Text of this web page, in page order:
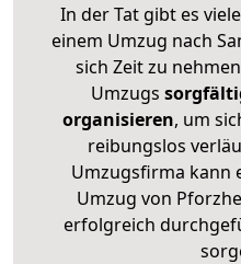
In der Tat gibt es
einem Umzug nach
sich Zeit zu
Umzugs
organisieren, um
reibungslos
Umzugsfirma kann
Umzug von
erfolgreich